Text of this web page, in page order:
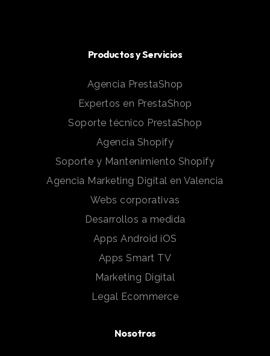
Productos y Servicios
Agencia PrestaShop
Expertos en PrestaShop
Soporte técnico PrestaShop
Agencia Shopify
Soporte y Mantenimiento Shopify
Agencia Marketing Digital en Valencia
Webs corporativas
Desarrollos a medida
Apps Android iOS
Apps Smart TV
Marketing Digital
Legal Ecommerce
Nosotros